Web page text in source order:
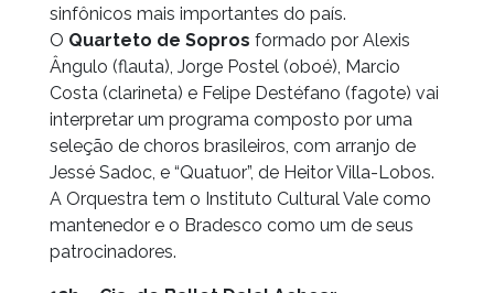
sinfônicos mais importantes do país.
O Quarteto de Sopros formado por Alexis
Ângulo (flauta), Jorge Postel (oboé), Marcio
Costa (clarineta) e Felipe Destéfano (fagote) vai
interpretar um programa composto por uma
seleção de choros brasileiros, com arranjo de
Jessé Sadoc, e “Quatuor”, de Heitor Villa-Lobos.
A Orquestra tem o Instituto Cultural Vale como
mantenedor e o Bradesco como um de seus
patrocinadores.